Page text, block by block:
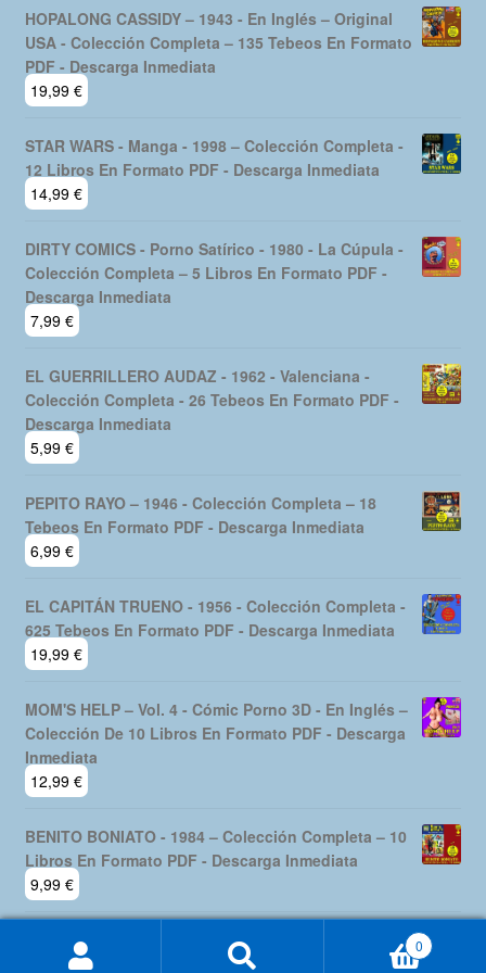
HOPALONG CASSIDY – 1943 - En Inglés – Original
USA - Colección Completa – 135 Tebeos En Formato
PDF - Descarga Inmediata
19,99 €
STAR WARS - Manga - 1998 – Colección Completa -
12 Libros En Formato PDF - Descarga Inmediata
14,99 €
DIRTY COMICS - Porno Satírico - 1980 - La Cúpula -
Colección Completa – 5 Libros En Formato PDF -
Descarga Inmediata
7,99 €
EL GUERRILLERO AUDAZ - 1962 - Valenciana -
Colección Completa - 26 Tebeos En Formato PDF -
Descarga Inmediata
5,99 €
PEPITO RAYO – 1946 - Colección Completa – 18
Tebeos En Formato PDF - Descarga Inmediata
6,99 €
EL CAPITÁN TRUENO - 1956 - Colección Completa -
625 Tebeos En Formato PDF - Descarga Inmediata
19,99 €
MOM'S HELP – Vol. 4 - Cómic Porno 3D - En Inglés –
Colección De 10 Libros En Formato PDF - Descarga
Inmediata
12,99 €
BENITO BONIATO - 1984 – Colección Completa – 10
Libros En Formato PDF - Descarga Inmediata
9,99 €
0